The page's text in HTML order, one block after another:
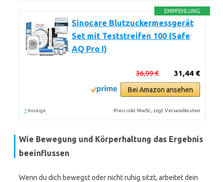
EMPFEHLUNG
Sinocare Blutzuckermessgerät
Set mit Teststreifen 100 (Safe
AQ Pro I)
31,44 €
36,99 €
Bei Amazon ansehen
* Anzeige Preis inkl. MwSt., zzgl. Versandkosten
Wie Bewegung und Körperhaltung das Ergebnis
beeinflussen
Wenn du dich bewegst oder nicht ruhig sitzt, arbeitet dein